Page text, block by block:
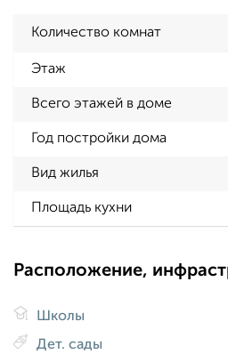
Количество комнат
Этаж
Всего этажей в доме
Год постройки дома
Вид жилья
Площадь кухни
Расположение,
Школы
Дет. сады